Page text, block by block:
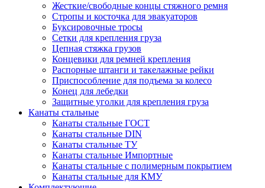
Жесткие/свободные концы стяжного ремня
Стропы и косточка для эвакуаторов
Буксировочные тросы
Сетки для крепления груза
Цепная стяжка грузов
Концевики для ремней крепления
Распорные штанги и такелажные рейки
Приспособление для подъема за колесо
Конец для лебедки
Защитные уголки для крепления груза
Канаты стальные
Канаты стальные ГОСТ
Канаты стальные DIN
Канаты стальные ТУ
Канаты стальные Импортные
Канаты стальные с полимерным покрытием
Канаты стальные для КМУ